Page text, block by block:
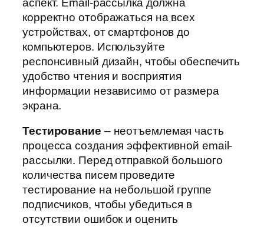
аспект. Email-рассылка должна
корректно отображаться на всех
устройствах, от смартфонов до
компьютеров. Используйте
респонсивный дизайн, чтобы обеспечить
удобство чтения и восприятия
информации независимо от размера
экрана.
Тестирование – неотъемлемая часть
процесса создания эффективной email-
рассылки. Перед отправкой большого
количества писем проведите
тестирование на небольшой группе
подписчиков, чтобы убедиться в
отсутствии ошибок и оценить